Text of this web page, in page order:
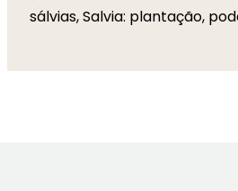
sálvias, Salvia: plantação,